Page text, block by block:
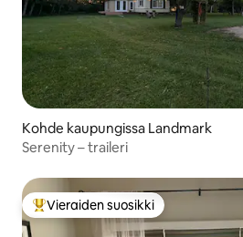
Kohde kaupungissa Landmark
Serenity – traileri
Vieraiden suosikkien parhaimmistoa
Vieraiden suosikki